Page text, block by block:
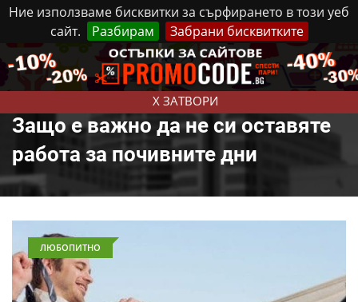
Ние използваме бисквитки за сърфирането в този уеб
сайт.
Разбирам Забрани бисквитките
X ЗАТВОРИ
Четвъртък, 6 Август, 2026 Реклама Контакти
Защо е важно да не си оставяте
работа за почивните дни
ЛЮБОПИТНО